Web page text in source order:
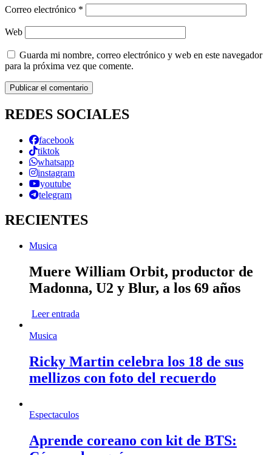
Correo electrónico *
Web
Guarda mi nombre, correo electrónico y web en este navegador
para la próxima vez que comente.
REDES SOCIALES
facebook
tiktok
whatsapp
instagram
youtube
telegram
RECIENTES
Musica
Muere William Orbit, productor de
Madonna, U2 y Blur, a los 69 años
Leer entrada
Musica
Ricky Martin celebra los 18 de sus
mellizos con foto del recuerdo
Espectaculos
Aprende coreano con kit de BTS: